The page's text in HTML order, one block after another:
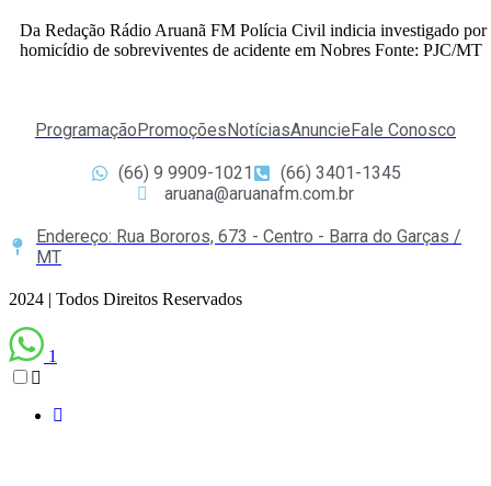
Da Redação Rádio Aruanã FM Polícia Civil indicia investigado por
homicídio de sobreviventes de acidente em Nobres Fonte: PJC/MT
Programação Promoções NotíciasAnuncie Fale Conosco
(66) 9 9909-1021
(66) 3401-1345
aruana@aruanafm.com.br
Endereço: Rua Bororos, 673 - Centro - Barra do Garças /
MT
2024 | Todos Direitos Reservados
1